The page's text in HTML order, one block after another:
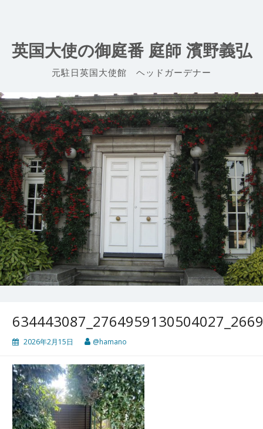
英国大使の御庭番 庭師 濱野義弘
元駐日英国大使館 ヘッドガーデナー
2026年2月15日 @hamano